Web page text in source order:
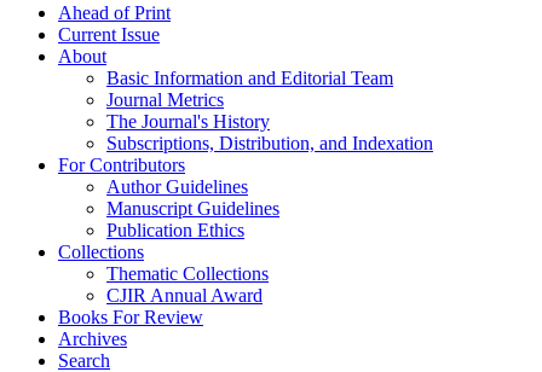
Ahead of Print
Current Issue
About
Basic Information and Editorial Team
Journal Metrics
The Journal's History
Subscriptions, Distribution, and Indexation
For Contributors
Author Guidelines
Manuscript Guidelines
Publication Ethics
Collections
Thematic Collections
CJIR Annual Award
Books For Review
Archives
Search